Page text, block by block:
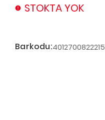
STOKTA YOK
Barkodu:4012700822215